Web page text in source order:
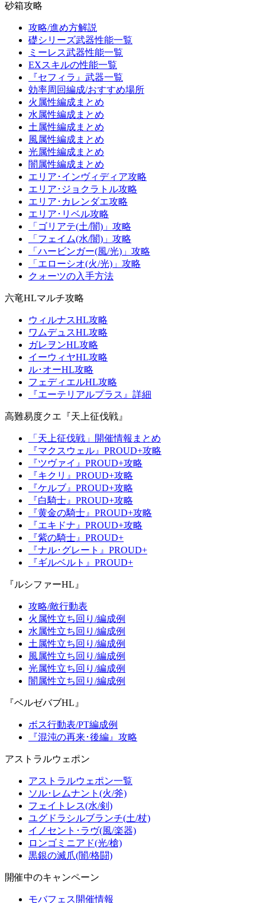
砂箱攻略
攻略/進め方解説
礎シリーズ武器性能一覧
ミーレス武器性能一覧
EXスキルの性能一覧
『セフィラ』武器一覧
効率周回編成/おすすめ場所
火属性編成まとめ
水属性編成まとめ
土属性編成まとめ
風属性編成まとめ
光属性編成まとめ
闇属性編成まとめ
エリア･インヴィディア攻略
エリア･ジョクラトル攻略
エリア･カレンダエ攻略
エリア･リベル攻略
「ゴリアテ(土/闇)」攻略
「フェイム(水/闇)」攻略
「ハービンガー(風/光)」攻略
「エローシオ(火/光)」攻略
クォーツの入手方法
六竜HLマルチ攻略
ウィルナスHL攻略
ワムデュスHL攻略
ガレヲンHL攻略
イーウィヤHL攻略
ル･オーHL攻略
フェディエルHL攻略
『エーテリアルプラス』詳細
高難易度クエ『天上征伐戦』
「天上征伐戦」開催情報まとめ
『マクスウェル』PROUD+攻略
『ツヴァイ』PROUD+攻略
『キクリ』PROUD+攻略
『ケルブ』PROUD+攻略
『白騎士』PROUD+攻略
『黄金の騎士』PROUD+攻略
『エキドナ』PROUD+攻略
『紫の騎士』PROUD+
『ナル･グレート』PROUD+
『ギルベルト』PROUD+
『ルシファーHL』
攻略/敵行動表
火属性立ち回り/編成例
水属性立ち回り/編成例
土属性立ち回り/編成例
風属性立ち回り/編成例
光属性立ち回り/編成例
闇属性立ち回り/編成例
『ベルゼバブHL』
ボス行動表/PT編成例
『混沌の再来･後編』攻略
アストラルウェポン
アストラルウェポン一覧
ソル･レムナント(火/斧)
フェイトレス(水/剣)
ユグドラシルブランチ(土/杖)
イノセント･ラヴ(風/楽器)
ロンゴミニアド(光/槍)
黒銀の滅爪(闇/格闘)
開催中のキャンペーン
モバフェス開催情報